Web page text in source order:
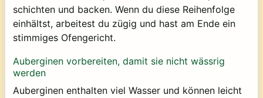
schichten und backen. Wenn du diese Reihenfolge
einhältst, arbeitest du zügig und hast am Ende ein
stimmiges Ofengericht.
Auberginen vorbereiten, damit sie nicht wässrig
werden
Auberginen enthalten viel Wasser und können leicht